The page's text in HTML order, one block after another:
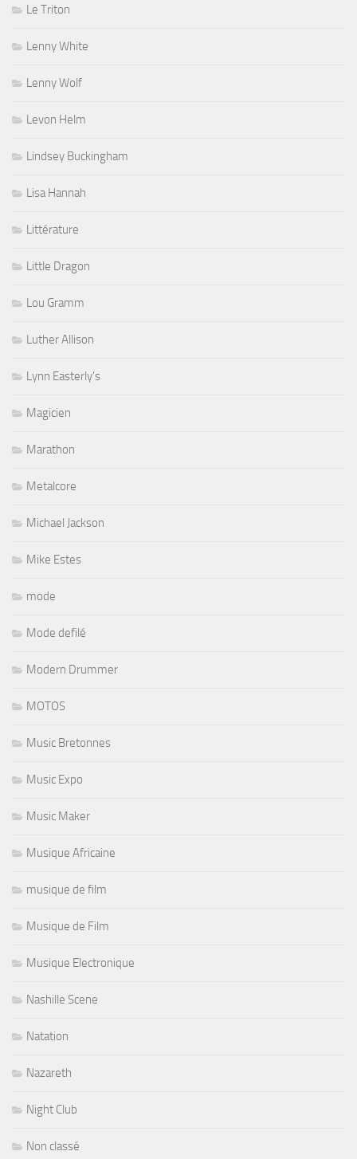
Le Triton
Lenny White
Lenny Wolf
Levon Helm
Lindsey Buckingham
Lisa Hannah
Littérature
Little Dragon
Lou Gramm
Luther Allison
Lynn Easterly's
Magicien
Marathon
Metalcore
Michael Jackson
Mike Estes
mode
Mode defilé
Modern Drummer
MOTOS
Music Bretonnes
Music Expo
Music Maker
Musique Africaine
musique de film
Musique de Film
Musique Electronique
Nashille Scene
Natation
Nazareth
Night Club
Non classé